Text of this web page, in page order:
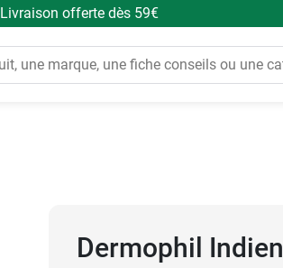
Livraison offerte dès 59€
Dermophil